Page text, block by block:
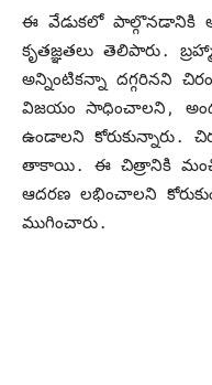
ఈ వేడుకలో పాల్గొనడానికి
కృతజ్ఞతలు తెలిపారు.
అన్నింటికన్నా దగ్గరినని
విజయం సాధించాలని,
ఉండాలని కోరుకున్నారు.
తాకాయి. ఈ చిత్రానికి మంచి
ఆదరణ లభించాలని
ముగించారు.